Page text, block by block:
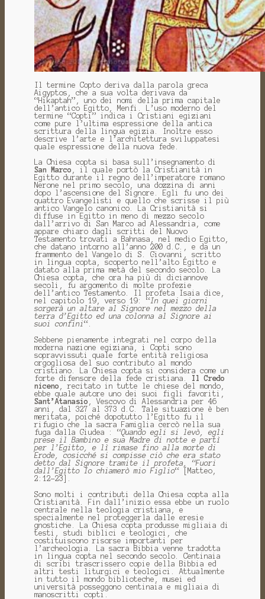
Il termine Copto deriva dalla parola greca
Aigyptos, che a sua volta derivava da
“Hikaptah”, uno dei nomi della prima capitale
dell’antico Egitto, Menfi. L’uso moderno del
termine “Copti” indica i Cristiani egiziani
come pure l’ultima espressione della antica
scrittura della lingua egizia. Inoltre esso
descrive l’arte e l’architettura sviluppatesi
quale espressione della nuova fede.
La Chiesa copta si basa sull’insegnamento di
San Marco , il quale portò la Cristianità in
Egitto durante il regno dell’imperatore romano
Nerone nel primo secolo, una dozzina di anni
dopo l’ascensione del Signore. Egli fu uno dei
quattro Evangelisti e quello che scrisse il più
antico Vangelo canonico. La Cristianità si
diffuse in Egitto in meno di mezzo secolo
dall’arrivo di San Marco ad Alessandria, come
appare chiaro dagli scritti del Nuovo
Testamento trovati a Bahnasa, nel medio Egitto,
che datano intorno all’anno 200 d.C., e da un
frammento del Vangelo di S. Giovanni, scritto
in lingua copta, scoperto nell’alto Egitto e
datato alla prima metà del secondo secolo. La
Chiesa copta, che ora ha più di diciannove
secoli, fu argomento di molte profezie
dell’antico Testamento. Il profeta Isaia dice,
nel capitolo 19, verso 19: “In quei giorni
sorgerà un altare al Signore nel mezzo della
terra d’Egitto ed una colonna al Signore ai
suoi confini “.
Sebbene pienamente integrati nel corpo della
moderna nazione egiziana, i Copti sono
sopravvissuti quale forte entità religiosa
orgogliosa del suo contributo al mondo
cristiano. La Chiesa copta si considera come un
forte difensore della fede cristiana.
Il Credo
niceno , recitato in tutte le chiese del mondo,
ebbe quale autore uno dei suoi figli favoriti,
Sant’Atanasio , Vescovo di Alessandria per 46
anni, dal 327 al 373 d.C. Tale situazione è ben
meritata, poiché dopotutto l’Egitto fu il
rifugio che la sacra Famiglia cercò nella sua
fuga dalla Giudea : “Quando egli si levò, egli
prese il Bambino e sua Madre di notte e partì
per l’Egitto, e lì rimase fino alla morte di
Erode, cosicché si compisse ciò che era stato
detto dal Signore tramite il profeta, “Fuori
dall’Egitto Io chiamerò mio Figlio“ [Matteo,
2:12-23].
Sono molti i contributi della Chiesa copta alla
Cristianità. Fin dall’inizio essa ebbe un ruolo
centrale nella teologia cristiana, e
specialmente nel proteggerla dalle eresie
gnostiche. La Chiesa copta produsse migliaia di
testi, studi biblici e teologici, che
costituiscono risorse importanti per
l’archeologia. La sacra Bibbia venne tradotta
in lingua copta nel secondo secolo. Centinaia
di scribi trascrissero copie della Bibbia ed
altri testi liturgici e teologici. Attualmente
in tutto il mondo biblioteche, musei ed
università posseggono centinaia e migliaia di
manoscritti copti.